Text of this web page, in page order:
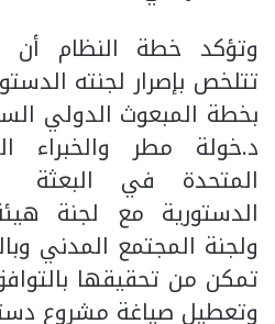
وتؤكد خطة النظام أن
تتلخص بإصرار لجنته
بخطة المبعوث الدولي
د.خولة مطر والخبراء
المتحدة في البعثة
الدستورية مع لجنة
ولجنة المجتمع المدني
تمكن من تحقيقها
وتعطيل صياغة مشروع